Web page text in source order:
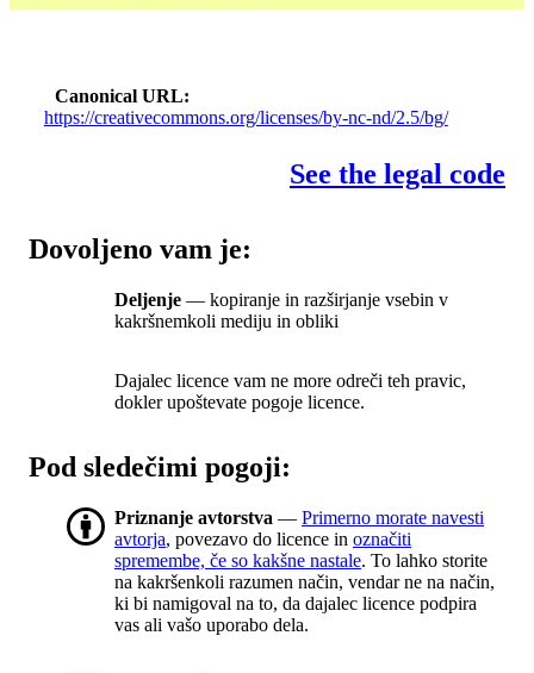
Canonical URL
https://creativecommons.org/licenses/by-nc-nd/2.5/bg/
See the legal code
Dovoljeno vam je:
Deljenje — kopiranje in razširjanje vsebin v
kakršnemkoli mediju in obliki
Dajalec licence vam ne more odreči teh pravic,
dokler upoštevate pogoje licence.
Pod sledečimi pogoji:
Priznanje avtorstva — Primerno morate navesti
avtorja, povezavo do licence in označiti
spremembe, če so kakšne nastale. To lahko storite
na kakršenkoli razumen način, vendar ne na način,
ki bi namigoval na to, da dajalec licence podpira
vas ali vašo uporabo dela.